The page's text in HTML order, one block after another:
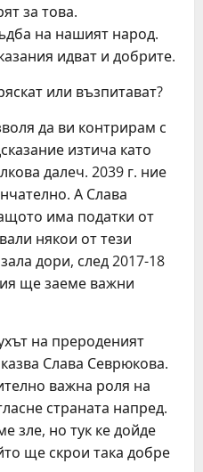
за това.
на нашият народ.
идват и добрите.
или възпитават?
да ви контрирам с
изтича като
далеч. 2039 г. ние
А Слава
има податки от
някои от тези
дори, след 2017-18
ще заеме важни
на прероденият
Слава Севрюкова.
важна роля на
страната напред.
зле, но тук ке дойде
ще скрои така добре